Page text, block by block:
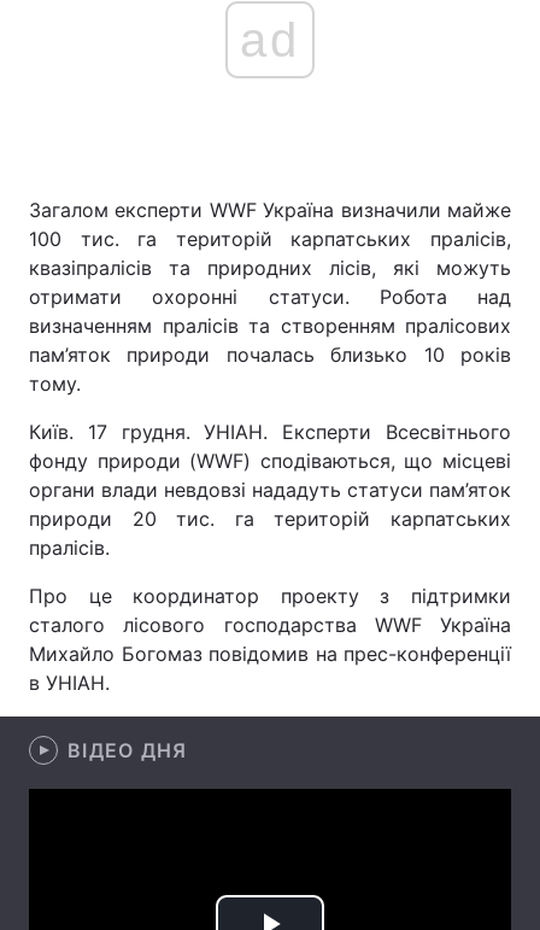
Головна Війна
Економіка Світ
Спорт
Техно і зв'язок
Зброя Інциденти
Погода
ad
Загалом експерти WWF Україна визначили майже
100 тис. га територій карпатських пралісів,
квазіпралісів та природних лісів, які можуть
отримати охоронні статуси. Робота над
визначенням пралісів та створенням пралісових
пам’яток природи почалась близько 10 років
тому.
Київ. 17 грудня. УНІАН. Експерти Всесвітнього
фонду природи (WWF) сподіваються, що місцеві
органи влади невдовзі нададуть статуси пам’яток
природи 20 тис. га територій карпатських
пралісів.
Про це координатор проекту з підтримки
сталого лісового господарства WWF Україна
Михайло Богомаз повідомив на прес-конференції
в УНІАН.
ВІДЕО ДНЯ